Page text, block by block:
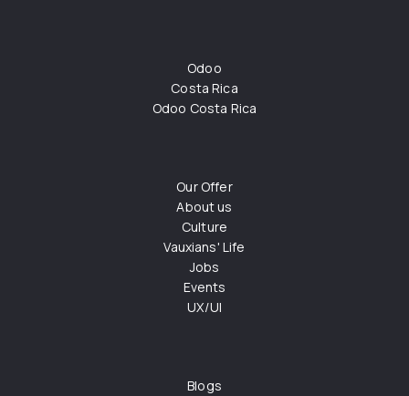
Odoo
Costa Rica
Odoo Costa Rica
Our Offer
About us
Culture
Vauxians' Life
Jobs
Events
UX/UI
Blogs